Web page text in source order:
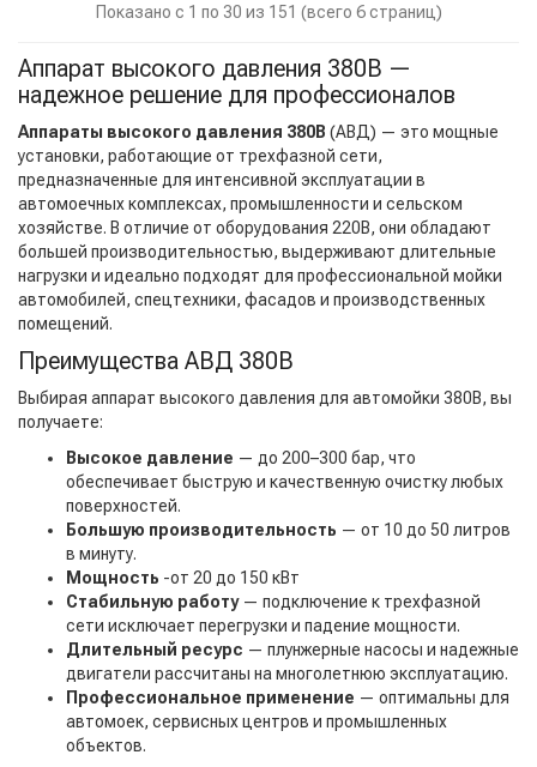
Показано с 1 по 30 из 151 (всего 6 страниц)
Аппарат высокого давления 380В —
надежное решение для профессионалов
Аппараты высокого давления 380В (АВД) — это мощные
установки, работающие от трехфазной сети,
предназначенные для интенсивной эксплуатации в
автомоечных комплексах, промышленности и сельском
хозяйстве. В отличие от оборудования 220В, они обладают
большей производительностью, выдерживают длительные
нагрузки и идеально подходят для профессиональной мойки
автомобилей, спецтехники, фасадов и производственных
помещений.
Преимущества АВД 380В
Выбирая аппарат высокого давления для автомойки 380В, вы
получаете:
Высокое давление — до 200–300 бар, что
обеспечивает быструю и качественную очистку любых
поверхностей.
Большую производительность — от 10 до 50 литров
в минуту.
Мощность -от 20 до 150 кВт
Стабильную работу— подключение к трехфазной
сети исключает перегрузки и падение мощности.
Длительный ресурс — плунжерные насосы и надежные
двигатели рассчитаны на многолетнюю эксплуатацию.
Профессиональное применение — оптимальны для
автомоек, сервисных центров и промышленных
объектов.